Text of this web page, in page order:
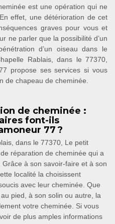
est une opération qui ne
effet, une détérioration de cet
graves pour vous et
ne parler que la possibilité d’un
d’un oiseau dans le
Rablais, dans le 77370,
propose ses services si vous
de chapeau de cheminée.
de cheminée :
font-ils
77 ?
dans le 77370, Le petit
réparation de cheminée qui a
à son savoir-faire et à son
localité la choisissent
avec leur cheminée. Que
pied, à son solin ou autre, la
votre cheminée. Si vous
de plus amples informations